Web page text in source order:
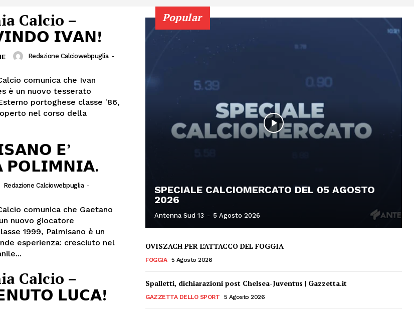
Calcio –
𝗜𝗩𝗔𝗡!
Redazione Calciowebpuglia -
comunica che Ivan
è un nuovo tesserato
nel corso della
𝗘’
𝗣𝗢𝗟𝗜𝗠𝗡𝗜𝗔.
Redazione Calciowebpuglia -
comunica che Gaetano
nuovo giocatore
1999, Palmisano è un
esperienza: cresciuto nel
Calcio –
𝗟𝗨𝗖𝗔!
Popular
SPECIALE CALCIOMERCATO DEL 05 AGOSTO
2026
Antenna Sud 13 - 5 Agosto 2026
OVISZACH PER L’ATTACCO DEL FOGGIA
FOGGIA 5 Agosto 2026
Spalletti, dichiarazioni post Chelsea-Juventus | Gazzetta.it
GAZZETTA DELLO SPORT 5 Agosto 2026